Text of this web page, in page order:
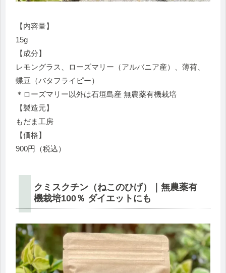
【内容量】
15g
【成分】
レモングラス、ローズマリー（アルバニア産）、薄荷、
蝶豆（バタフライピー）
＊ローズマリー以外は石垣島産 無農薬有機栽培
【製造元】
もだま工房
【価格】
900円（税込）
クミスクチン（ねこのひげ）｜無農薬有
機栽培100％ ダイエットにも